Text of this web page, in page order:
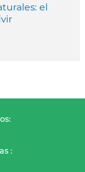
el
: